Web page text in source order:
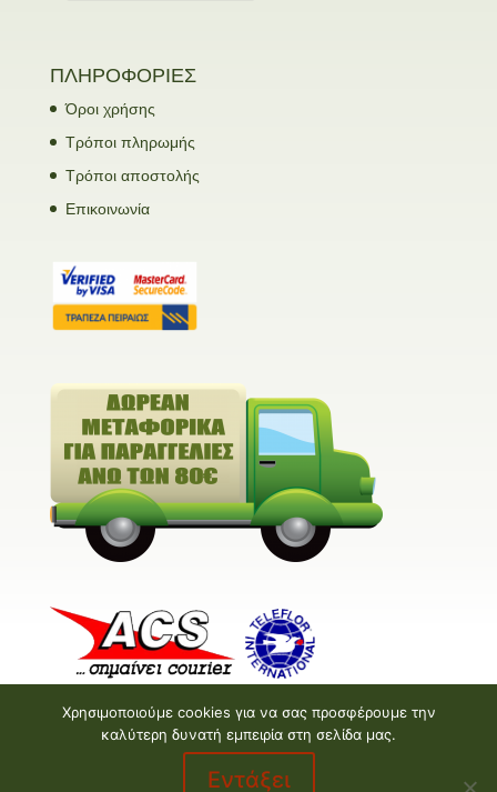
ΠΛΗΡΟΦΟΡΙΕΣ
Όροι χρήσης
Τρόποι πληρωμής
Τρόποι αποστολής
Επικοινωνία
Χρησιμοποιούμε cookies για να σας προσφέρουμε την
καλύτερη δυνατή εμπειρία στη σελίδα μας.
Εντάξει